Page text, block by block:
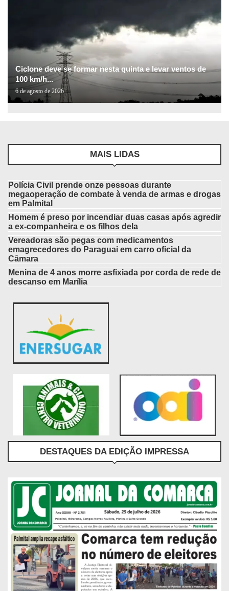
Ciclone deve se formar nesta quinta e levar ventos de
100 km/h...
6 de agosto de 2026
MAIS LIDAS
Polícia Civil prende onze pessoas durante
megaoperação de combate à venda de armas e drogas
em Palmital
Homem é preso por incendiar duas casas após agredir
a ex-companheira e os filhos dela
Vereadoras são pegas com medicamentos
emagrecedores do Paraguai em carro oficial da
Câmara
Menina de 4 anos morre asfixiada por corda de rede de
descanso em Marília
DESTAQUES DA EDIÇÃO IMPRESSA